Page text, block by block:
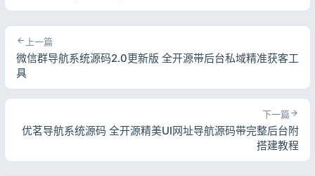
上一篇
微信群导航系统源码2.0更新版 全开源带后台私域精准获客工
具
下一篇
优茗导航系统源码 全开源精美UI网址导航源码带完整后台附
搭建教程